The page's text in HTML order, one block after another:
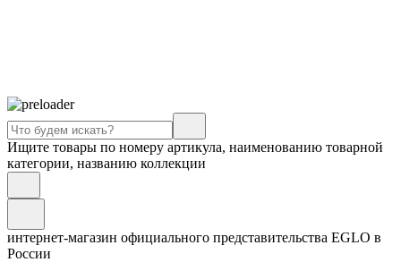
Ищите товары по номеру артикула, наименованию товарной
категории, названию коллекции
интернет-магазин официального представительства EGLO в
России